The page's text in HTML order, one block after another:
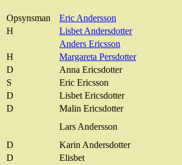
Opsynsman Eric Andersson
H
Lisbet Andersdotter
Anders Ericsson
H
Margareta Persdotter
D
Anna Ericsdotter
S
Eric Ericsson
D
LisbetEricsdotter
D
Malin Ericsdotter
Lars Andersson
D
Karin Andersdotter
D
Elisbet